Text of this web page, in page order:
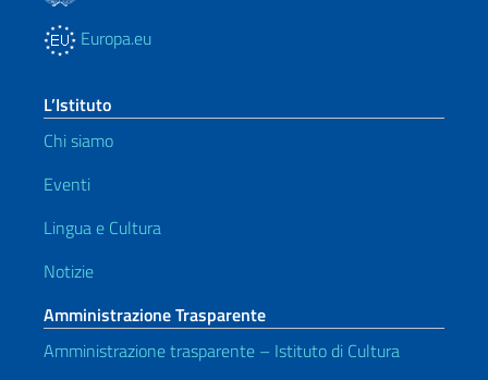
Europa.eu
L’Istituto
Chi siamo
Eventi
Lingua e Cultura
Notizie
Amministrazione Trasparente
Amministrazione trasparente – Istituto di Cultura